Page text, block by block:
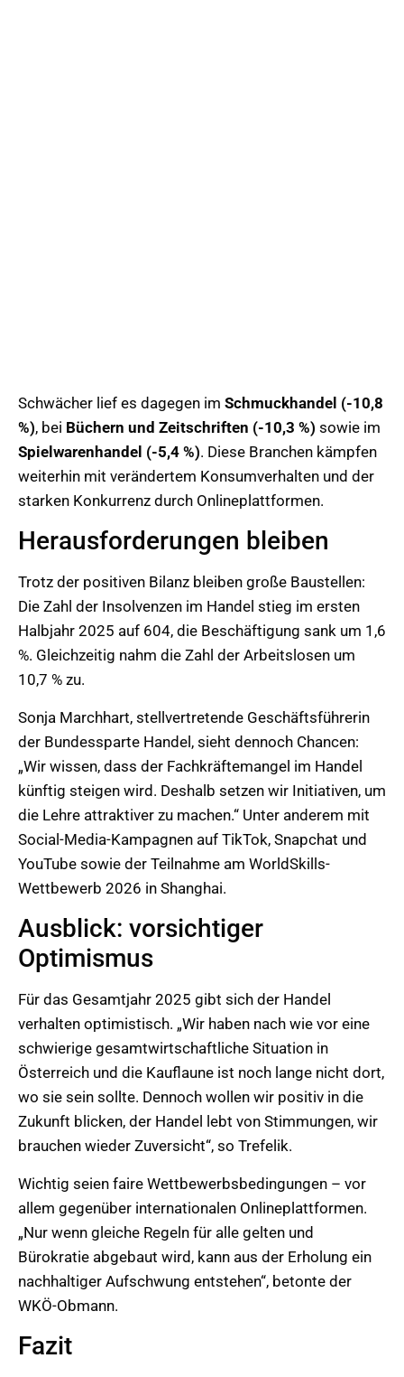
Schwächer lief es dagegen im Schmuckhandel (-10,8
%), bei Büchern und Zeitschriften (-10,3 %) sowie im
Spielwarenhandel (-5,4 %). Diese Branchen kämpfen
weiterhin mit verändertem Konsumverhalten und der
starken Konkurrenz durch Onlineplattformen.
Herausforderungen bleiben
Trotz der positiven Bilanz bleiben große Baustellen:
Die Zahl der Insolvenzen im Handel stieg im ersten
Halbjahr 2025 auf 604, die Beschäftigung sank um 1,6
%. Gleichzeitig nahm die Zahl der Arbeitslosen um
10,7 % zu.
Sonja Marchhart, stellvertretende Geschäftsführerin
der Bundessparte Handel, sieht dennoch Chancen:
„Wir wissen, dass der Fachkräftemangel im Handel
künftig steigen wird. Deshalb setzen wir Initiativen, um
die Lehre attraktiver zu machen.“ Unter anderem mit
Social-Media-Kampagnen auf TikTok, Snapchat und
YouTube sowie der Teilnahme am WorldSkills-
Wettbewerb 2026 in Shanghai.
Ausblick: vorsichtiger
Optimismus
Für das Gesamtjahr 2025 gibt sich der Handel
verhalten optimistisch. „Wir haben nach wie vor eine
schwierige gesamtwirtschaftliche Situation in
Österreich und die Kauflaune ist noch lange nicht dort,
wo sie sein sollte. Dennoch wollen wir positiv in die
Zukunft blicken, der Handel lebt von Stimmungen, wir
brauchen wieder Zuversicht“, so Trefelik.
Wichtig seien faire Wettbewerbsbedingungen – vor
allem gegenüber internationalen Onlineplattformen.
„Nur wenn gleiche Regeln für alle gelten und
Bürokratie abgebaut wird, kann aus der Erholung ein
nachhaltiger Aufschwung entstehen“, betonte der
WKÖ-Obmann.
Fazit